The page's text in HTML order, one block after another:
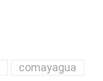
comayagua